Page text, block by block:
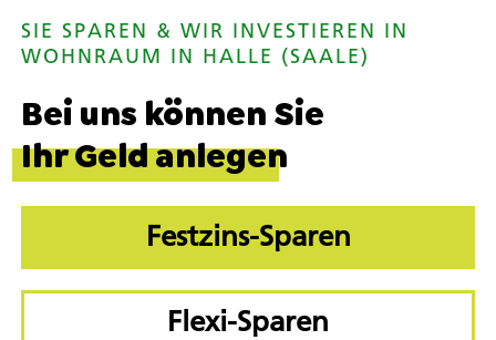
SIE SPAREN & WIR INVESTIEREN IN
WOHNRAUM IN HALLE (SAALE)
Bei uns können Sie
Ihr Geld anlegen
Festzins-Sparen
Flexi-Sparen